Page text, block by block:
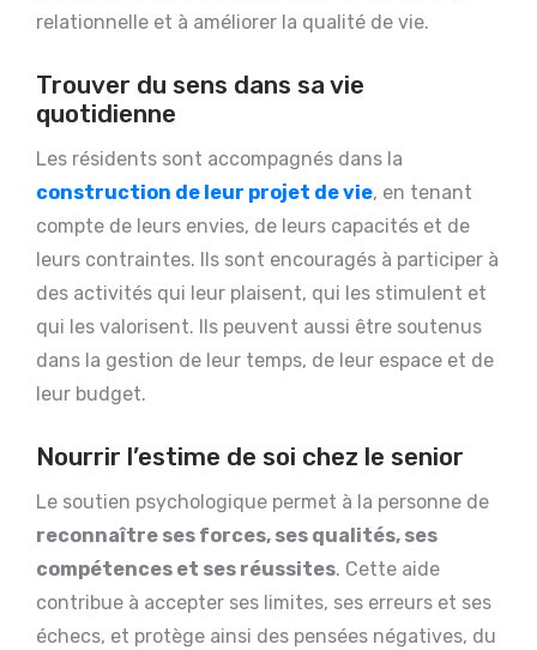
relationnelle et à améliorer la qualité de vie.
Trouver du sens dans sa vie
quotidienne
Les résidents sont accompagnés dans la
construction de leur projet de vie, en tenant
compte de leurs envies, de leurs capacités et de
leurs contraintes. Ils sont encouragés à participer à
des activités qui leur plaisent, qui les stimulent et
qui les valorisent. Ils peuvent aussi être soutenus
dans la gestion de leur temps, de leur espace et de
leur budget.
Nourrir l’estime de soi chez le senior
Le soutien psychologique permet à la personne de
reconnaître ses forces, ses qualités, ses
compétences et ses réussites. Cette aide
contribue à accepter ses limites, ses erreurs et ses
échecs, et protège ainsi des pensées négatives, du